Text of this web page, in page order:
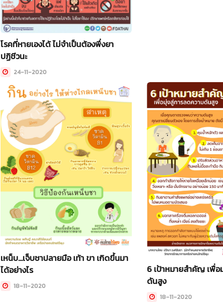
โรคที่หายเองได้ ไม่จำเป็นต้องพึ่งยา
ปฏิชีวนะ
24-11-2020
เหน็บ...เจ็บชาปลายมือ เท้า ขา เกิดขึ้นมา
ได้อย่างไร
18-11-2020
6 เป้าหมายสำคัญ เพื่
ดันสูง
18-11-2020